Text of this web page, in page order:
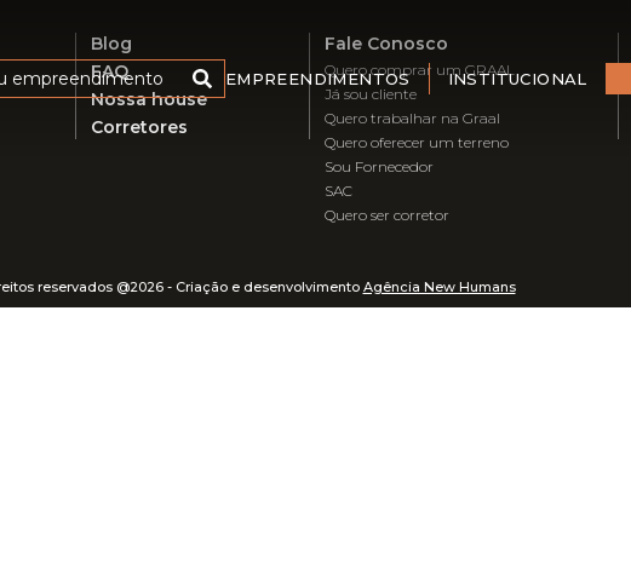
empreendimento EMPREENDIMENTOS INSTITUCIONAL
Blog
FAQ
Nossa house
Corretores
Fale Conosco
Quero comprar um GRAAL
Já sou cliente
Quero trabalhar na Graal
Quero oferecer um terreno
Sou Fornecedor
SAC
Quero ser corretor
reservados @2026 - Criação e desenvolvimento Agência New Humans